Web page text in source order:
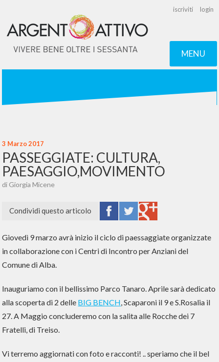
iscriviti login
MENU
3 Marzo 2017
PASSEGGIATE: CULTURA,
PAESAGGIO,MOVIMENTO
di Giorgia Micene
Condividi questo articolo
Giovedì 9 marzo avrà inizio il ciclo di paessaggiate organizzate
in collaborazione con i Centri di Incontro per Anziani del
Comune di Alba.
Inauguriamo con il bellissimo Parco Tanaro. Aprile sarà dedicato
alla scoperta di 2 delle BIG BENCH, Scaparoni il 9 e S.Rosalia il
27. A Maggio concluderemo con la salita alle Rocche dei 7
Fratelli, di Treiso.
Vi terremo aggiornati con foto e racconti! .. speriamo che il bel